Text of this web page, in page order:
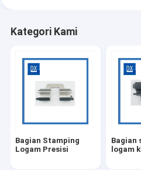
Lengan Bushing Logam
Mur dan baut titanium
Sekrup Titanium
Suku Cadang Gigi Cacing
Kategori Kami
Bagian Stamping
Logam Presisi
Bagian
logam